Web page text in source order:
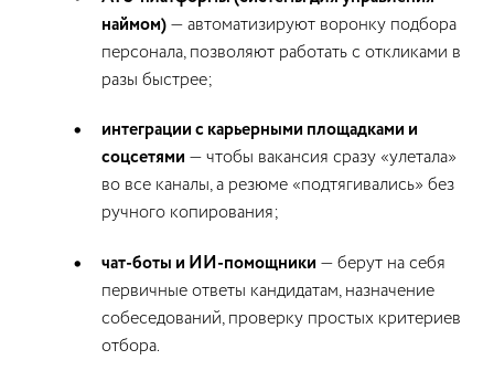
наймом) — автоматизируют воронку подбора
персонала, позволяют работать с откликами в
разы быстрее;
интеграции с карьерными площадками и
соцсетями — чтобы вакансия сразу «улетала»
во все каналы, а резюме «подтягивались» без
ручного копирования;
чат-боты и ИИ-помощники — берут на себя
первичные ответы кандидатам, назначение
собеседований, проверку простых критериев
отбора.